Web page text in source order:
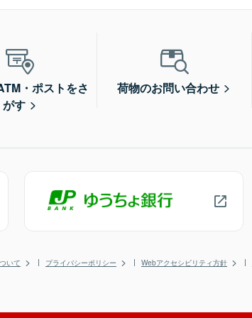
・ポストをさ
がす
荷物のお問い合わせ
いて プライバシーポリシー Webアクセシビリティ方針